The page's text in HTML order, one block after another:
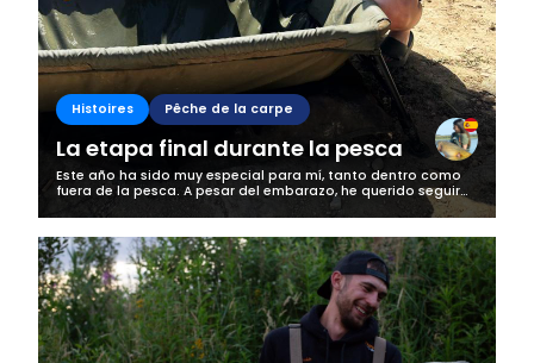
Histoires Pêche de la carpe
La etapa final durante la pesca
Este año ha sido muy especial para mí, tanto dentro como
fuera de la pesca. A pesar del embarazo, he querido seguir
disfrutando de mi gran pasión: el carpfishing. Siempre con
mucha precaución y...